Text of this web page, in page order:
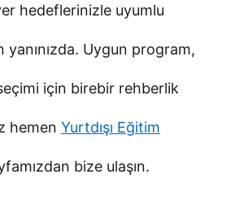
hedeflerinizle uyumlu
yanınızda. Uygun program,
için birebir rehberlik
hemen Yurtdışı Eğitim
bize ulaşın.